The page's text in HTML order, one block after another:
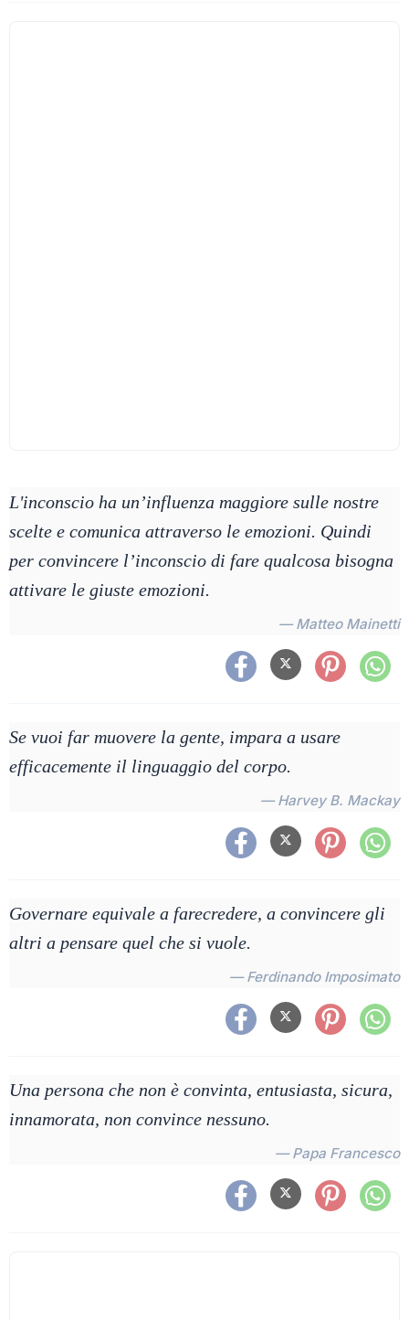
L'inconscio ha un’influenza maggiore sulle nostre
scelte e comunica attraverso le emozioni. Quindi
per convincere l’inconscio di fare qualcosa bisogna
attivare le giuste emozioni.
— Matteo Mainetti
Se vuoi far muovere la gente, impara a usare
efficacemente il linguaggio del corpo.
— Harvey B. Mackay
Governare equivale a farecredere, a convincere gli
altri a pensare quel che si vuole.
— Ferdinando Imposimato
Una persona che non è convinta, entusiasta, sicura,
innamorata, non convince nessuno.
— Papa Francesco